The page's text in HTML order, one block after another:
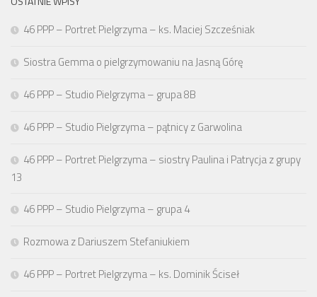
46 PPP – Portret Pielgrzyma – ks. Maciej Szcześniak
Siostra Gemma o pielgrzymowaniu na Jasną Górę
46 PPP – Studio Pielgrzyma – grupa 8B
46 PPP – Studio Pielgrzyma – pątnicy z Garwolina
46 PPP – Portret Pielgrzyma – siostry Paulina i Patrycja z grupy
13
46 PPP – Studio Pielgrzyma – grupa 4
Rozmowa z Dariuszem Stefaniukiem
46 PPP – Portret Pielgrzyma – ks. Dominik Ściseł